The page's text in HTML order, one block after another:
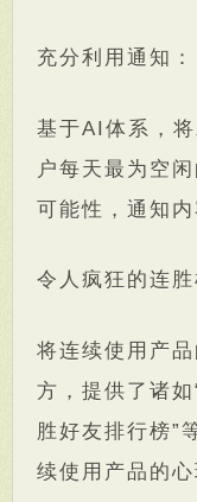
充分利用通知：
基于AI体系，
户每天最为空
可能性，通知内
令人疯狂的连胜
将连续使用产
方，提供了诸如
胜好友排行榜”
续使用产品的心